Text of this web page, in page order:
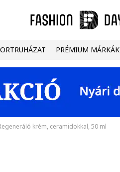
PRÉMIUM MÁRKÁK
krém, ceramidokkal, 50 ml